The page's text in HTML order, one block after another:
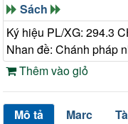
Sách
Ký hiệu PL/XG: 294.3
Nhan đề: Chánh pháp
Thêm vào giỏ
Mô tả Marc